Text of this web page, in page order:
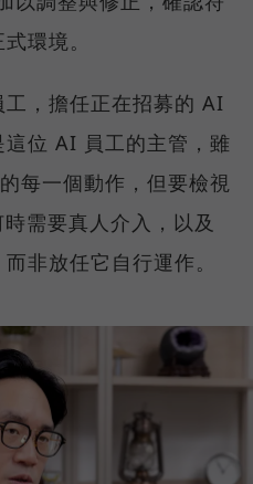
環境。
，擔任正在招募的 AI
位 AI 員工的主管，雖
每一個動作，但要檢視
需要真人介入，以及
非放任它自行運作。